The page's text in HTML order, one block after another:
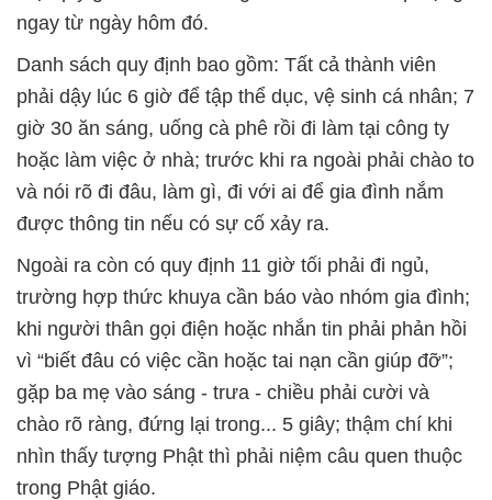
ngay từ ngày hôm đó.
Danh sách quy định bao gồm: Tất cả thành viên
phải dậy lúc 6 giờ để tập thể dục, vệ sinh cá nhân; 7
giờ 30 ăn sáng, uống cà phê rồi đi làm tại công ty
hoặc làm việc ở nhà; trước khi ra ngoài phải chào to
và nói rõ đi đâu, làm gì, đi với ai để gia đình nắm
được thông tin nếu có sự cố xảy ra.
Ngoài ra còn có quy định 11 giờ tối phải đi ngủ,
trường hợp thức khuya cần báo vào nhóm gia đình;
khi người thân gọi điện hoặc nhắn tin phải phản hồi
vì “biết đâu có việc cần hoặc tai nạn cần giúp đỡ”;
gặp ba mẹ vào sáng - trưa - chiều phải cười và
chào rõ ràng, đứng lại trong... 5 giây; thậm chí khi
nhìn thấy tượng Phật thì phải niệm câu quen thuộc
trong Phật giáo.